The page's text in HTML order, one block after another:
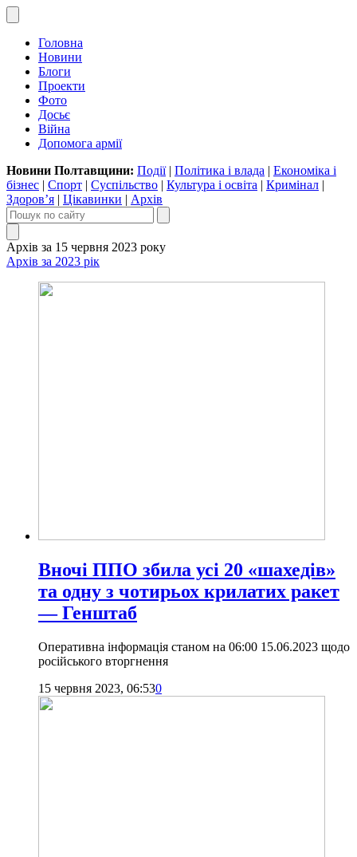
Головна
Новини
Блоги
Проекти
Фото
Досьє
Війна
Допомога армії
Новини Полтавщини: Події| Політика і влада | Економіка і
бізнес | Спорт | Суспільство | Культура і освіта | Кримінал |
Здоров’я | Цікавинки | Архів
Архів за 15 червня 2023 року
Архів за 2023 рік
Вночі ППО збила усі 20 «шахедів»
та одну з чотирьох крилатих ракет
— Генштаб
Оперативна інформація станом на 06:00 15.06.2023 щодо
російського вторгнення
15 червня 2023, 06:530